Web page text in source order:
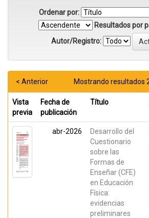
Ordenar por:
Resultados por
Autor/Registro:
Mostrando resultados
< Anterior
Vista
previa
Fecha de
publicación
Título
abr-2026
Desarrollo del
Cuestionario
sobre las
Formas de
Enseñar (CFE)
en Educación
Física:
evidencias
preliminares